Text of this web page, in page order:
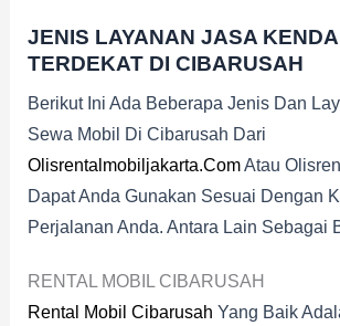
JENIS LAYANAN JASA
TERDEKAT DI CIBARUSAH
Berikut Ini Ada Beberapa Jenis Dan
Sewa Mobil Di Cibarusah Dari
Olisrentalmobiljakarta.comAtau
Dapat Anda Gunakan Sesuai Dengan
Perjalanan Anda. Antara Lain Sebagai
RENTAL MOBIL CIBARUSAH
Rental Mobil Cibarusah Yang Baik